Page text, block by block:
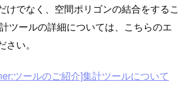
けでなく、空間ポリゴンの結合をするこ
ツールの詳細については、こちらのエ
い。
ツールのご紹介]集計ツールについて